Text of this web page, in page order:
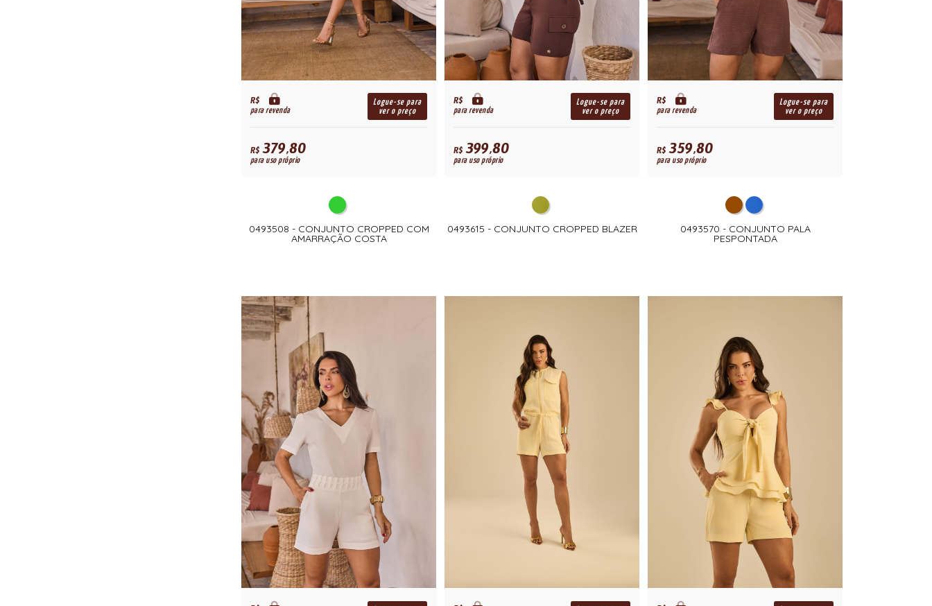
R$
para revenda
Logue-se para
ver o preço
R$379,80
para uso próprio
0493508 - CONJUNTO CROPPED COM
AMARRAÇÃO COSTA
R$
para revenda
Logue-se para
ver o preço
R$399,80
para uso próprio
0493615 - CONJUNTO CROPPED BLAZER
R$
para revenda
Logue-se para
ver o preço
R$359,80
para uso próprio
0493570 - CONJUNTO PALA
PESPONTADA